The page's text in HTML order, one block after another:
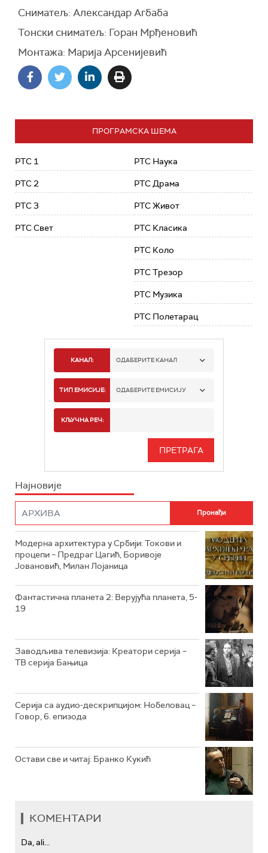
Сниматељ: Александар Агбаба
Тонски сниматељ: Горан Мрђеновић
Монтажа: Марија Арсенијевић
ПРОГРАМСКА ШЕМА
РТС 1
РТС 2
РТС 3
РТС Свет
РТС Наука
РТС Драма
РТС Живот
РТС Класика
РТС Коло
РТС Трезор
РТС Музика
РТС Полетарац
КАНАЛ: ОДАБЕРИТЕ КАНАЛ
РТС 1
РТС 3
РТС ЖИВОТ
РТС КОЛО
ТИП ЕМИСИЈЕ: ОДАБЕРИТЕ ЕМИСИЈУ
ИНФО
КЉУЧНА РЕЧ:
Најновије
Модерна архитектура у Србији: Токови и
процепи – Предраг Цагић, Боривоје
Јовановић, Милан Лојаница
Фантастична планета 2: Верујућа планета, 5-
19
Заводљива телевизија: Креатори серија –
ТВ серија Бањица
Серија са аудио-дескрипцијом: Нобеловац –
Говор, 6. епизода
Остави све и читај: Бранко Кукић
КОМЕНТАРИ
Da, ali...